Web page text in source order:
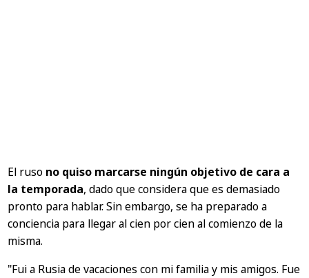
El ruso no quiso marcarse ningún objetivo de cara a
la temporada, dado que considera que es demasiado
pronto para hablar. Sin embargo, se ha preparado a
conciencia para llegar al cien por cien al comienzo de la
misma.
"Fui a Rusia de vacaciones con mi familia y mis amigos. Fue